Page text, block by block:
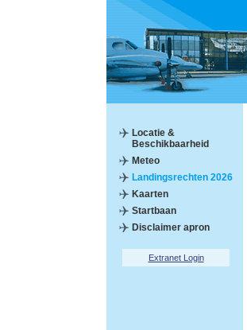
Locatie &
Beschikbaarheid
Meteo
Landingsrechten 2026
Kaarten
Startbaan
Disclaimer apron
Extranet Login